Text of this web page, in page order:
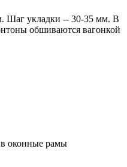
Шаг укладки -- 30-35 мм. В
обшиваются вагонкой
оконные рамы